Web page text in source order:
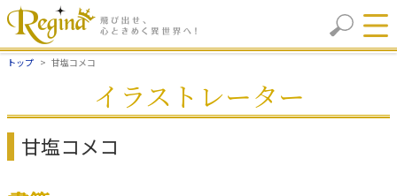
トップ 甘塩コメコ
イラストレーター
甘塩コメコ